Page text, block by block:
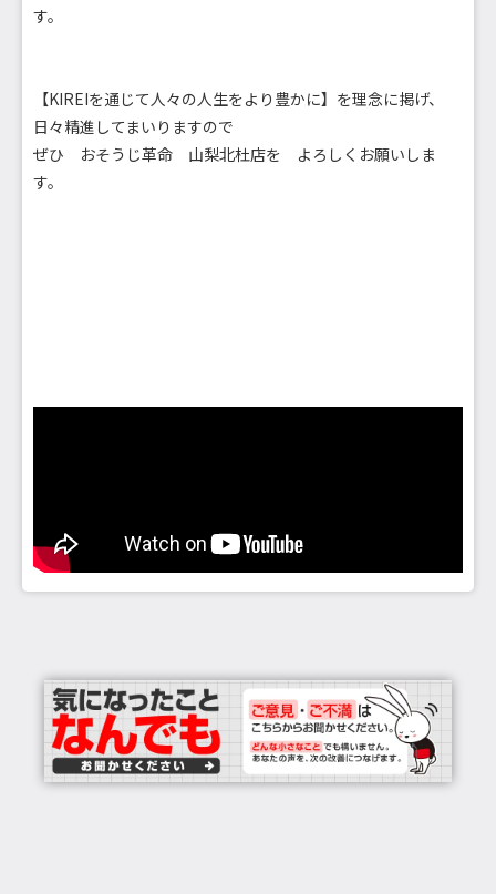
す。
【KIREIを通じて人々の人生をより豊かに】を理念に掲げ、
日々精進してまいりますので
ぜひ おそうじ革命 山梨北杜店を よろしくお願いしま
す。